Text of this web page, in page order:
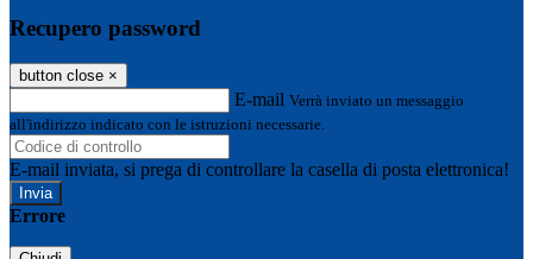
Recupero password
button close ×
E-mail Verrà inviato un messaggio
all'indirizzo indicato con le istruzioni necessarie.
E-mail inviata, si prega di controllare la casella di posta elettronica!
Errore